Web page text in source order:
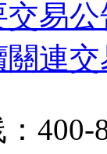
交易
關連交
400-